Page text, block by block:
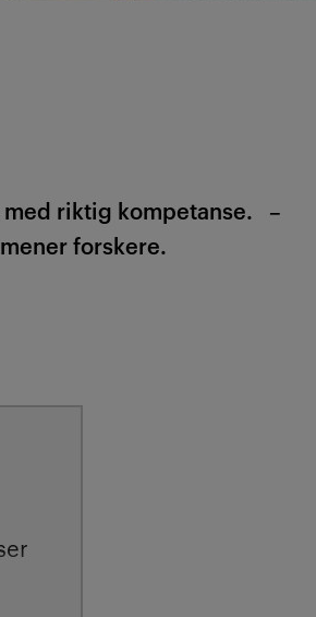
med riktig kompetanse. –
forskere.